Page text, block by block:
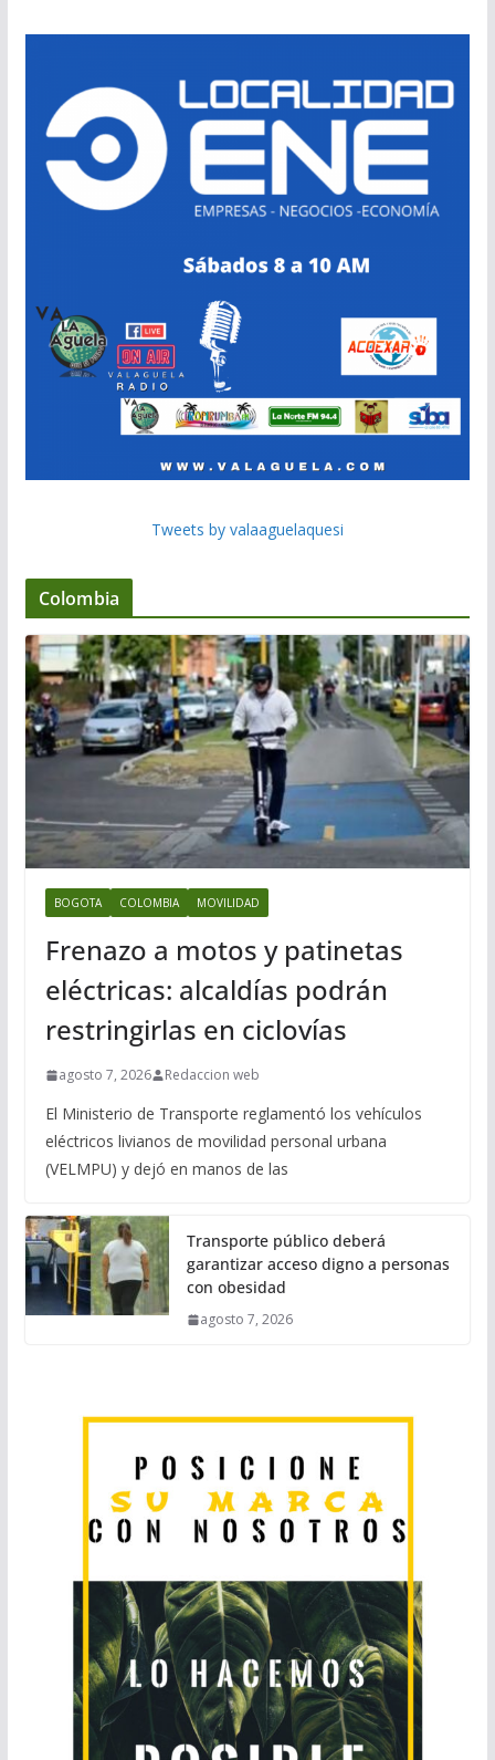
Tweets by valaaguelaquesi
Colombia
BOGOTA COLOMBIA MOVILIDAD
Frenazo a motos y patinetas
eléctricas: alcaldías podrán
restringirlas en ciclovías
agosto 7, 2026 Redaccion web
El Ministerio de Transporte reglamentó los vehículos
eléctricos livianos de movilidad personal urbana
(VELMPU) y dejó en manos de las
Transporte público deberá
garantizar acceso digno a personas
con obesidad
agosto 7, 2026